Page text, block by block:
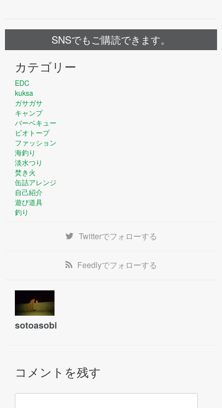
SNSでもご購読できます。
カテゴリー
EDC
kuksa
ガサガサ
キャンプ
バーベキュー
ビオトープ
ファッション
海釣り
淡水つり
焚き火
缶詰アレンジ
自己紹介
遊び道具
釣り
Twitterでフォローする
Feedlyでフォローする
sotoasobi
コメントを残す